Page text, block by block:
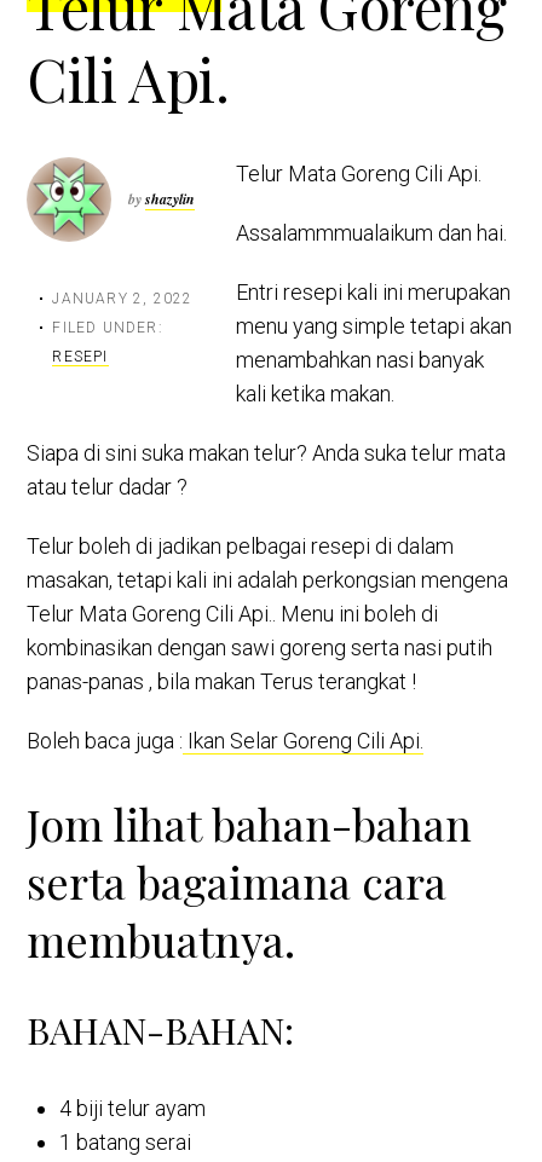
Cili Api.
byshazylin
JANUARY 2, 2022
FILED UNDER:
RESEPI
Telur Mata Goreng Cili Api.
Assalammmualaikum dan hai.
Entri resepi kali ini merupakan
menu yang simple tetapi akan
menambahkan nasi banyak
kali ketika makan.
Siapa di sini suka makan telur? Anda suka telur mata
atau telur dadar ?
Telur boleh di jadikan pelbagai resepi di dalam
masakan, tetapi kali ini adalah perkongsian mengena
Telur Mata Goreng Cili Api.. Menu ini boleh di
kombinasikan dengan sawi goreng serta nasi putih
panas-panas , bila makan Terus terangkat !
Boleh baca juga : Ikan Selar Goreng Cili Api.
Jom lihat bahan-bahan
serta bagaimana cara
membuatnya.
BAHAN-BAHAN:
4 biji telur ayam
1 batang serai